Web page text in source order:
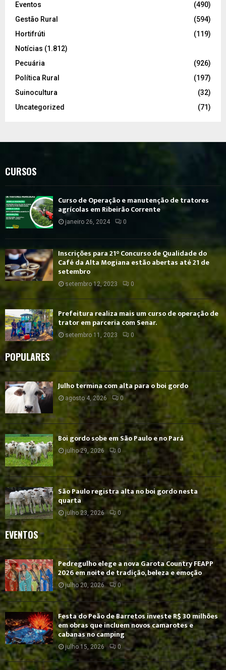
Eventos
(490)
Gestão Rural
(594)
Hortifrúti
(119)
Notícias (1.812)
Pecuária
(926)
Política Rural
(197)
Suinocultura
(32)
Uncategorized
(71)
CURSOS
Curso de Operação e manutenção de tratores
agrícolas em Ribeirão Corrente
janeiro 26, 2024 0
Inscrições para 21° Concurso de Qualidade do
Café da Alta Mogiana estão abertas até 21 de
setembro
setembro 12, 2023 0
Prefeitura realiza mais um curso de operação de
trator em parceria com Senar.
setembro 11, 2023 0
POPULARES
Julho termina com alta para o boi gordo
agosto 4, 2026 0
Boi gordo sobe em São Paulo e no Pará
julho 29, 2026 0
São Paulo registra alta no boi gordo nesta
quarta
julho 23, 2026 0
EVENTOS
Pedregulho elege a nova Garota Country FEAPP
2026 em noite de tradição, beleza e emoção
julho 20, 2026 0
Festa do Peão de Barretos investe R$ 30 milhões
em obras que incluem novos camarotes e
cabanas no camping
julho 15, 2026 0